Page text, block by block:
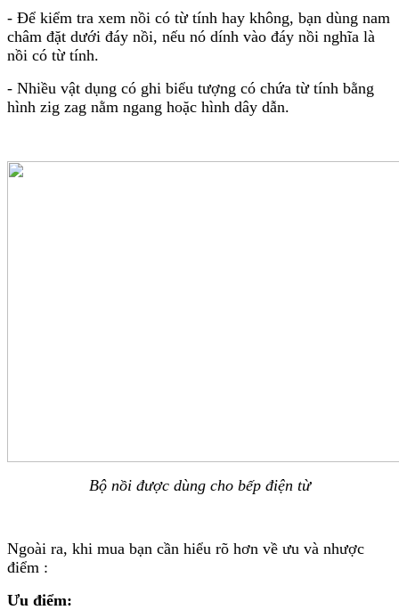
- Để kiểm tra xem nồi có từ tính hay không, bạn dùng nam
châm đặt dưới đáy nồi, nếu nó dính vào đáy nồi nghĩa là
nồi có từ tính.
- Nhiều vật dụng có ghi biểu tượng có chứa từ tính bằng
hình zig zag nằm ngang hoặc hình dây dẫn.
Bộ nồi được dùng cho bếp điện từ
Ngoài ra, khi mua bạn cần hiểu rõ hơn về ưu và nhược
điểm :
Ưu điểm: